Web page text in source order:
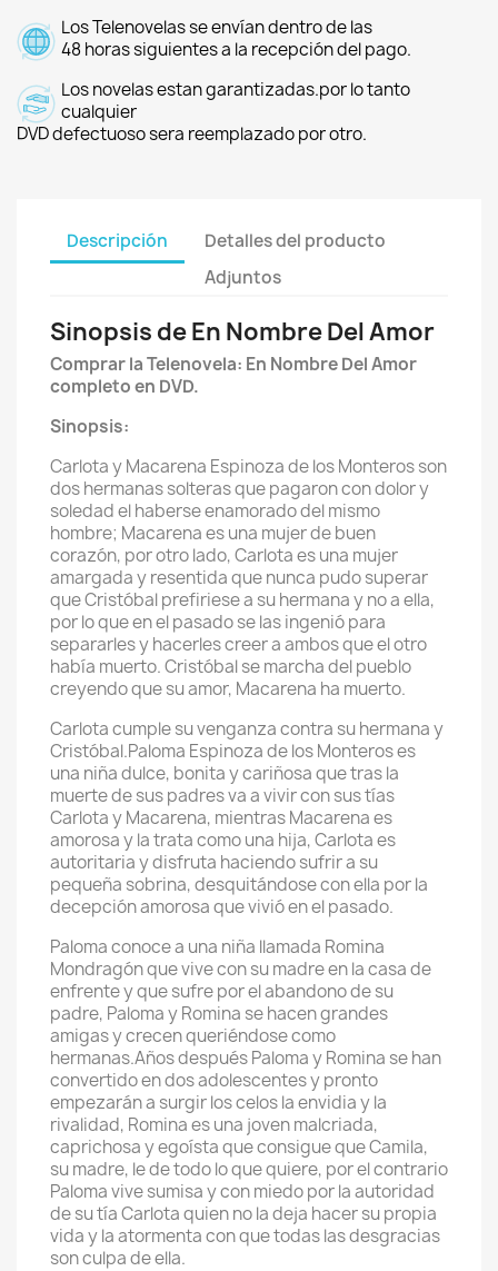
Los Telenovelas se envían dentro de las
48 horas siguientes a la recepción del pago.
Los novelas estan garantizadas.por lo tanto
cualquier
DVD defectuoso sera reemplazado por otro.
Descripción
Detalles del producto
Adjuntos
Sinopsis de En Nombre Del Amor
Comprar la Telenovela: En Nombre Del Amor
completo en DVD.
Sinopsis:
Carlota y Macarena Espinoza de los Monteros son
dos hermanas solteras que pagaron con dolor y
soledad el haberse enamorado del mismo
hombre; Macarena es una mujer de buen
corazón, por otro lado, Carlota es una mujer
amargada y resentida que nunca pudo superar
que Cristóbal prefiriese a su hermana y no a ella,
por lo que en el pasado se las ingenió para
separarles y hacerles creer a ambos que el otro
había muerto. Cristóbal se marcha del pueblo
creyendo que su amor, Macarena ha muerto.
Carlota cumple su venganza contra su hermana y
Cristóbal.Paloma Espinoza de los Monteros es
una niña dulce, bonita y cariñosa que tras la
muerte de sus padres va a vivir con sus tías
Carlota y Macarena, mientras Macarena es
amorosa y la trata como una hija, Carlota es
autoritaria y disfruta haciendo sufrir a su
pequeña sobrina, desquitándose con ella por la
decepción amorosa que vivió en el pasado.
Paloma conoce a una niña llamada Romina
Mondragón que vive con su madre en la casa de
enfrente y que sufre por el abandono de su
padre, Paloma y Romina se hacen grandes
amigas y crecen queriéndose como
hermanas.Años después Paloma y Romina se han
convertido en dos adolescentes y pronto
empezarán a surgir los celos la envidia y la
rivalidad, Romina es una joven malcriada,
caprichosa y egoísta que consigue que Camila,
su madre, le de todo lo que quiere, por el contrario
Paloma vive sumisa y con miedo por la autoridad
de su tía Carlota quien no la deja hacer su propia
vida y la atormenta con que todas las desgracias
son culpa de ella.